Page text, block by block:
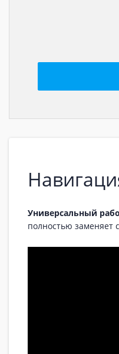
Универсальный
полностью заменяет